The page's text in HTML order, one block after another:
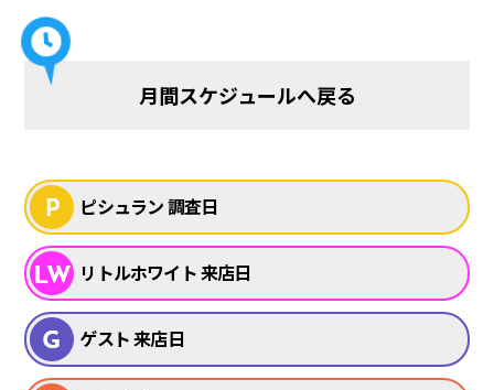
月間スケジュールへ戻る
ピシュラン 調査日
リトルホワイト 来店日
ゲスト 来店日